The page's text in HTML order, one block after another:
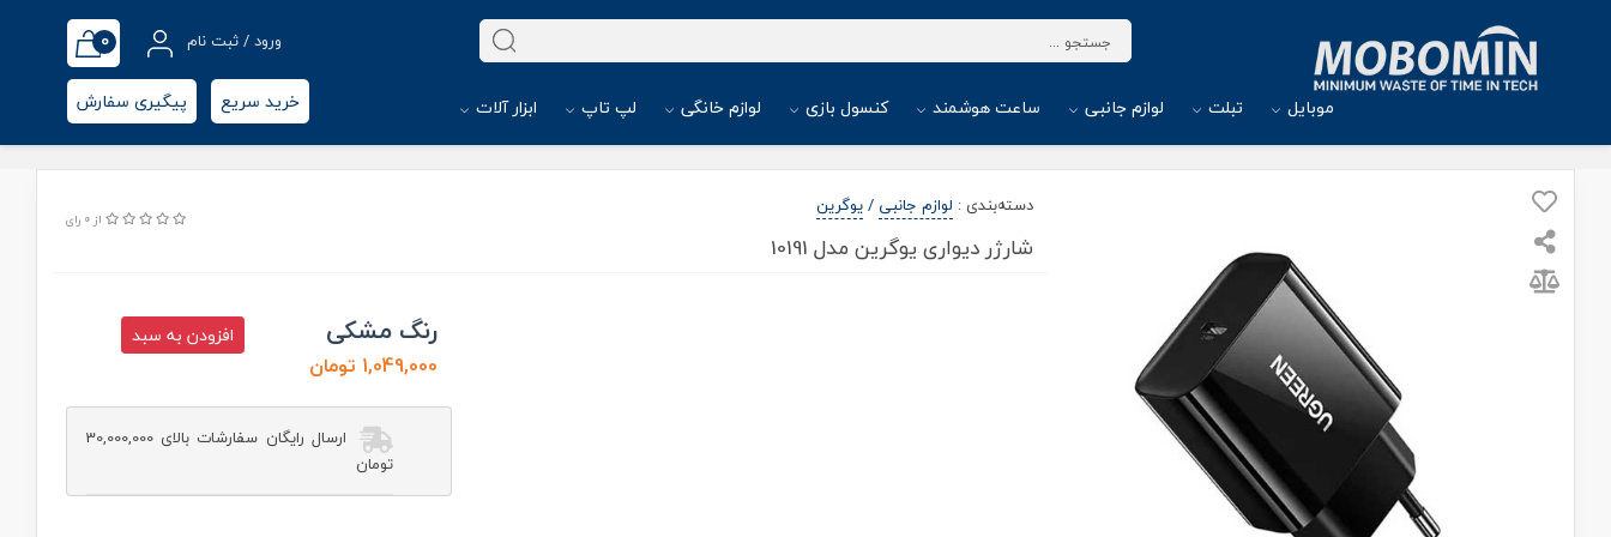
ورود / ثبت نام 0
موبایل تبلت لوازم جانبی ساعت هوشمند کنسول بازی لوازم خانگی لپ تاپ ابزار آلات خرید سریع پیگیری سفارش
دسته‌بندی : لوازم جانبی /یوگرین
شارژر دیواری یوگرین مدل 10191
از 0 رای
رنگ مشکی
1,049,000 تومان
افزودن به سبد
ارسال رایگان سفارشات بالای 30,000,000
تومان